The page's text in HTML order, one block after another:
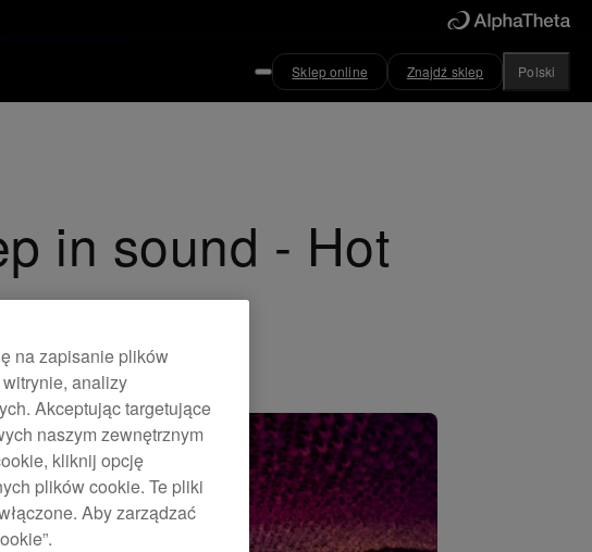
Sklep online Znajdź sklep Polski
in sound - Hot
na zapisanie plików
analizy
Akceptując targetujące
naszym zewnętrznym
kliknij opcję
plików cookie. Te pliki
Aby zarządzać